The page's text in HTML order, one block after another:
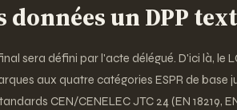
données un DPP
sera défini par l'acte délégué. D'ici là, le
aux quatre catégories ESPR de base
CEN/CENELEC JTC 24 (EN 18219,